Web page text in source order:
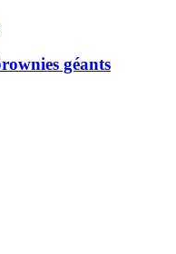
géants